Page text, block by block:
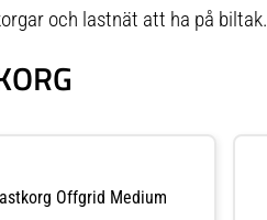
och lastnät att ha på biltak.
Offgrid Medium